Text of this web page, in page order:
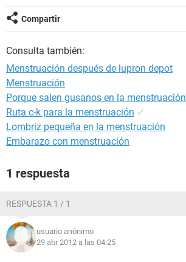
GLOSARIO
Compartir
Consulta también:
Menstruación después de lupron depot
Menstruación
Porque salen gusanos en la menstruación
Ruta c-k para la menstruación ✓
Lombriz pequeña en la menstruación
Embarazo con menstruación
1 respuesta
RESPUESTA 1 / 1
usuario anónimo
29 abr 2012 a las 04:25